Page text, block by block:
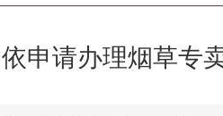
申请办理烟草专